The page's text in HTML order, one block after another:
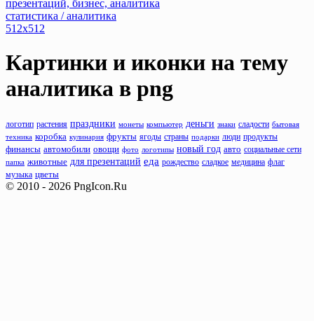
статистика / аналитика
512x512
Картинки и иконки на тему
аналитика в png
логотип растения праздники монеты компьютер деньги знаки сладости бытовая
техника коробка кулинария фрукты ягоды страны подарки люди продукты
финансы автомобили овощи фото логотипы новый год авто социальные сети
папка животные для презентаций еда рождество сладкое медицина флаг
музыка цветы
© 2010 - 2026 PngIcon.Ru